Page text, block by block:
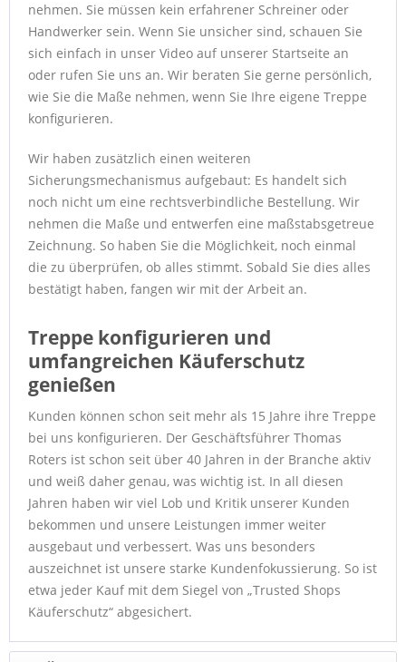
nehmen. Sie müssen kein erfahrener Schreiner oder
Handwerker sein. Wenn Sie unsicher sind, schauen Sie
sich einfach in unser Video auf unserer Startseite an
oder rufen Sie uns an. Wir beraten Sie gerne persönlich,
wie Sie die Maße nehmen, wenn Sie Ihre eigene Treppe
konfigurieren.
Wir haben zusätzlich einen weiteren
Sicherungsmechanismus aufgebaut: Es handelt sich
noch nicht um eine rechtsverbindliche Bestellung. Wir
nehmen die Maße und entwerfen eine maßstabsgetreue
Zeichnung. So haben Sie die Möglichkeit, noch einmal
die zu überprüfen, ob alles stimmt. Sobald Sie dies alles
bestätigt haben, fangen wir mit der Arbeit an.
Treppe konfigurieren und
umfangreichen Käuferschutz
genießen
Kunden können schon seit mehr als 15 Jahre ihre Treppe
bei uns konfigurieren. Der Geschäftsführer Thomas
Roters ist schon seit über 40 Jahren in der Branche aktiv
und weiß daher genau, was wichtig ist. In all diesen
Jahren haben wir viel Lob und Kritik unserer Kunden
bekommen und unsere Leistungen immer weiter
ausgebaut und verbessert. Was uns besonders
auszeichnet ist unsere starke Kundenfokussierung. So ist
etwa jeder Kauf mit dem Siegel von „Trusted Shops
Käuferschutz“ abgesichert.